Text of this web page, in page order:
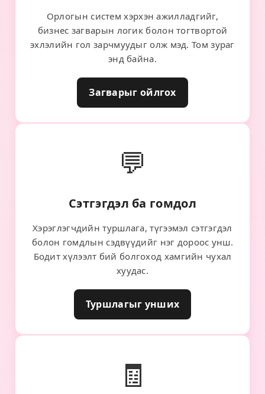
Орлогын систем хэрхэн ажилладгийг,
бизнес загварын логик болон тогтвортой
эхлэлийн гол зарчмуудыг олж мэд. Том зураг
энд байна.
Загварыг ойлгох
💬
Сэтгэгдэл ба гомдол
Хэрэглэгчдийн туршлага, түгээмэл сэтгэгдэл
болон гомдлын сэдвүүдийг нэг дороос унш.
Бодит хүлээлт бий болгоход хамгийн чухал
хуудас.
Туршлагыг унших
🧾